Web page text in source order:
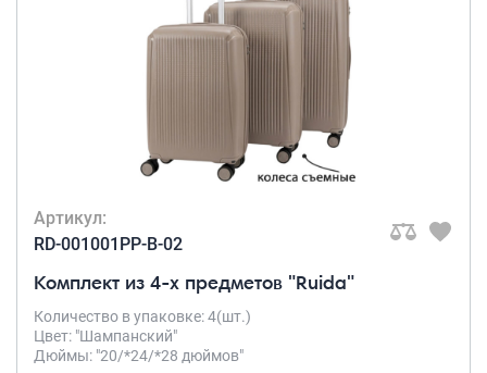
Артикул:
RD-001001PP-B-02
Комплект из 4-х предметов "Ruida"
Количество в упаковке: 4(шт.)
Цвет: "Шампанский"
Дюймы: "20/*24/*28 дюймов"